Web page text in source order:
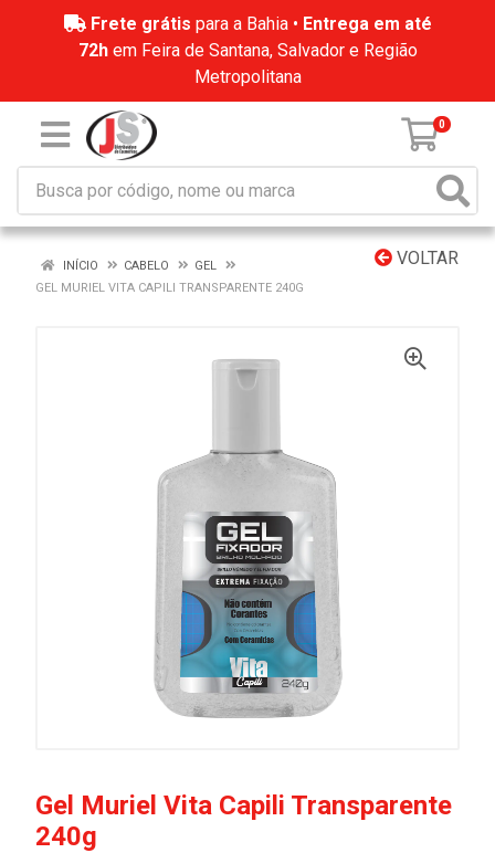
Frete grátis para a Bahia • Entrega em até
72hem Feira de Santana, Salvador e Região
Metropolitana
0
VOLTAR
INÍCIO CABELO
GEL
GEL MURIEL VITA CAPILI TRANSPARENTE 240G
Gel Muriel Vita Capili Transparente
240g